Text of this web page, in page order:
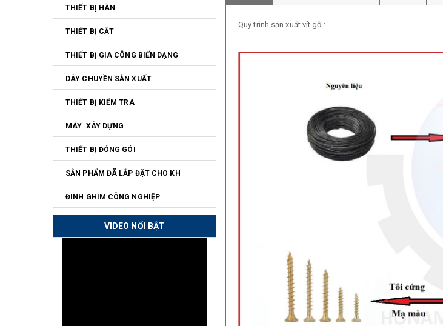
THIẾT BỊ HÀN
THIẾT BỊ CẮT
THIẾT BỊ GIA CÔNG BIẾN DẠNG
DÂY CHUYỀN SẢN XUẤT
THIẾT BỊ KIỂM TRA
MÁY  XÂY DỰNG
THIẾT BỊ ĐÓNG GÓI
SẢN PHẨM ĐÃ LẮP ĐẶT CHO KH
ĐINH GHIM CÔNG NGHIỆP
VIDEO NỔI BẬT
Quy trình sản xuất vít gỗ :